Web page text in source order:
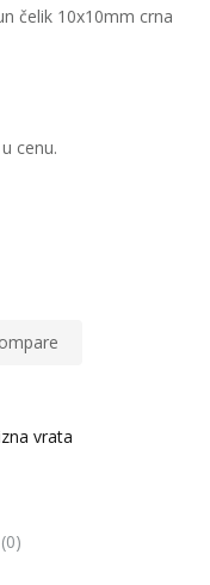
čelik 10x10mm crna
cenu.
vrata
(0)